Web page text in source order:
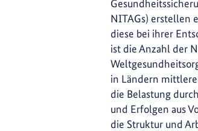
NITAGs) erstellen
diese bei ihrer
ist die Anzahl der
in Ländern
die Belastung
und Erfolgen aus
die Struktur und